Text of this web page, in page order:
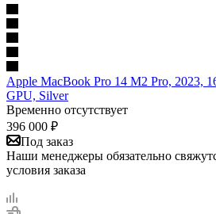
Apple MacBook Pro 14 M2 Pro, 2023,
GPU, Silver
Временно отсутствует
396 000 ₽
Под заказ
Наши менеджеры обязательно
условия заказа